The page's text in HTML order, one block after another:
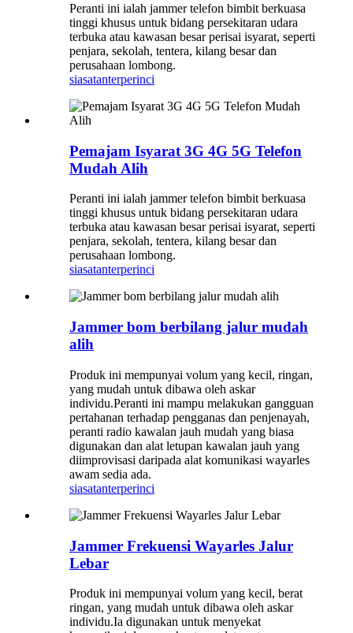
Peranti ini ialah jammer telefon bimbit berkuasa
tinggi khusus untuk bidang persekitaran udara
terbuka atau kawasan besar perisai isyarat, seperti
penjara, sekolah, tentera, kilang besar dan
perusahaan lombong.
siasatanterperinci
Pemajam Isyarat 3G 4G 5G Telefon
Mudah Alih
Peranti ini ialah jammer telefon bimbit berkuasa
tinggi khusus untuk bidang persekitaran udara
terbuka atau kawasan besar perisai isyarat, seperti
penjara, sekolah, tentera, kilang besar dan
perusahaan lombong.
siasatanterperinci
Jammer bom berbilang jalur mudah
alih
Produk ini mempunyai volum yang kecil, ringan,
yang mudah untuk dibawa oleh askar
individu.Peranti ini mampu melakukan gangguan
pertahanan terhadap pengganas dan penjenayah,
peranti radio kawalan jauh mudah yang biasa
digunakan dan alat letupan kawalan jauh yang
diimprovisasi daripada alat komunikasi wayarles
awam sedia ada.
siasatanterperinci
Jammer Frekuensi Wayarles Jalur
Lebar
Produk ini mempunyai volum yang kecil, berat
ringan, yang mudah untuk dibawa oleh askar
individu.Ia digunakan untuk menyekat